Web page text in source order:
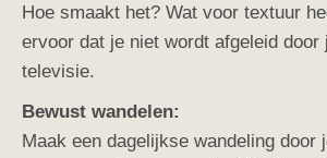
Hoe smaakt het? Wat voor textuur
ervoor dat je niet wordt afgeleid door
televisie.
Bewust wandelen:
Maak een dagelijkse wandeling door